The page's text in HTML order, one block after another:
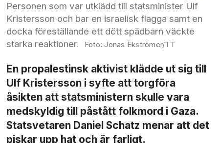
Personen som var utklädd till statsminister Ulf
Kristersson och bar en israelisk flagga samt en
docka föreställande ett dött spädbarn väckte
starka reaktioner.
Jonas Ekströmer/TT
En propalestinsk aktivist klädde ut sig till
Ulf Kristersson i syfte att torgföra
åsikten att statsministern skulle vara
medskyldig till påstått folkmord i Gaza.
Statsvetaren Daniel Schatz menar att det
piskar upp hat och är farligt.